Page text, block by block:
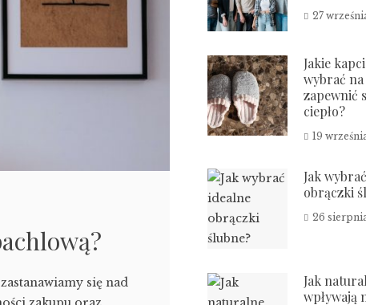
się nad
27
Jakie
wybrać
zapewnić
ciepło?
19
Jak
obrączki
26
Jak
wpływają